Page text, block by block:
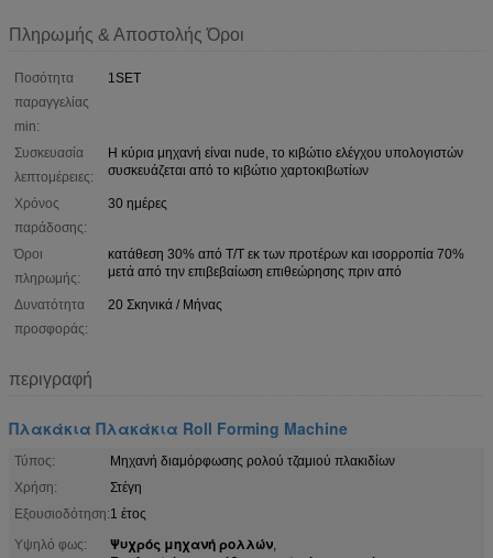
Πληρωμής & Αποστολής Όροι
Ποσότητα
παραγγελίας
min:
1SET
Συσκευασία
λεπτομέρειες:
Η κύρια μηχανή είναι nude, το κιβώτιο ελέγχου υπολογιστών
συσκευάζεται από το κιβώτιο χαρτοκιβωτίων
Χρόνος
παράδοσης:
30 ημέρες
Όροι
πληρωμής:
κατάθεση 30% από T/T εκ των προτέρων και ισορροπία 70%
μετά από την επιβεβαίωση επιθεώρησης πριν από
Δυνατότητα
προσφοράς:
20 Σκηνικά / Μήνας
περιγραφή
Πλακάκια Πλακάκια Roll Forming Machine
Τύπος:
Μηχανή διαμόρφωσης ρολού τζαμιού πλακιδίων
Χρήση:
Στέγη
Εξουσιοδότηση:1 έτος
Υψηλό φως:
Ψυχρός μηχανή ρολλών,